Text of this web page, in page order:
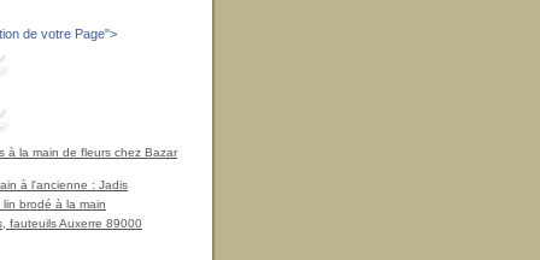
de votre Page">
à la main de fleurs chez Bazar
à l'ancienne : Jadis
brodé à la main
fauteuils Auxerre 89000